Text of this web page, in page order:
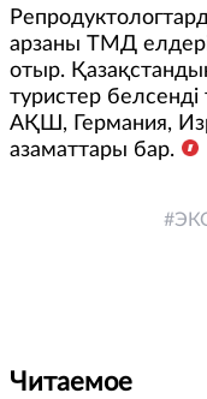
арзаны ТМД елдері
отыр.
туристер белсенді
АҚШ, Германия,
азаматтары бар.
Читаемое